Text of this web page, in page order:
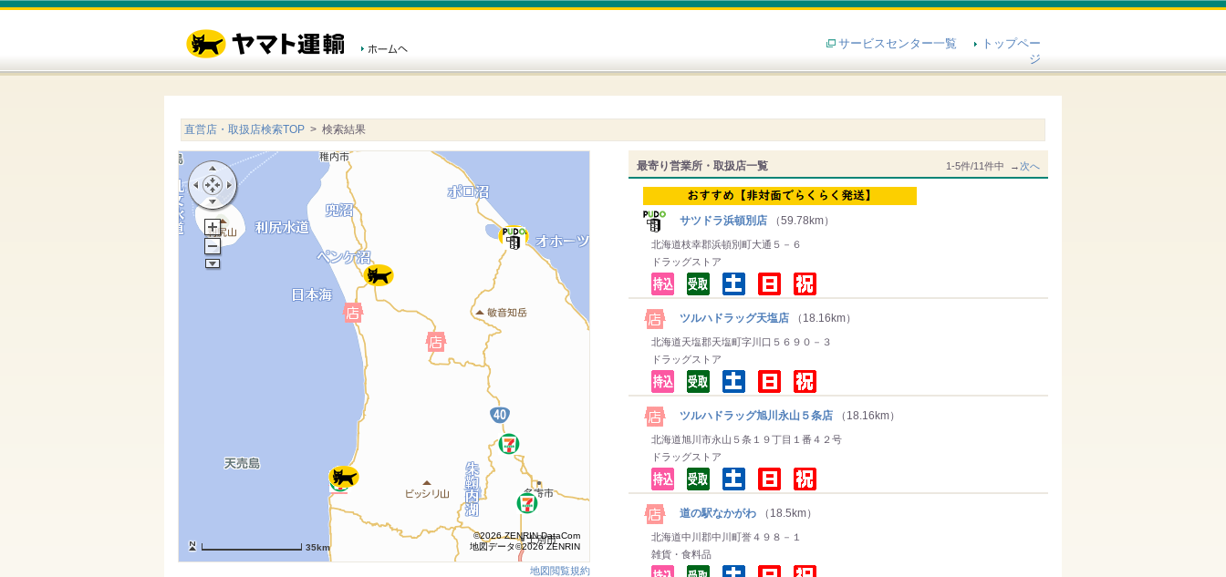
サービスセンター一覧
トップペー
ジ
直営店・取扱店検索TOP > 検索結果
最寄り営業所・取扱店一覧 1-5件/11件中 →次へ
サツドラ浜頓別店 （59.78km）
北海道枝幸郡浜頓別町大通５－６
ドラッグストア
ツルハドラッグ天塩店 （18.16km）
北海道天塩郡天塩町字川口５６９０－３
ドラッグストア
ツルハドラッグ旭川永山５条店 （18.16km）
北海道旭川市永山５条１９丁目１番４２号
ドラッグストア
道の駅なかがわ （18.5km）
北海道中川郡中川町誉４９８－１
雑貨・食料品
35km
©2026 ZENRIN DataCom
地図データ©2026 ZENRIN
地図閲覧規約